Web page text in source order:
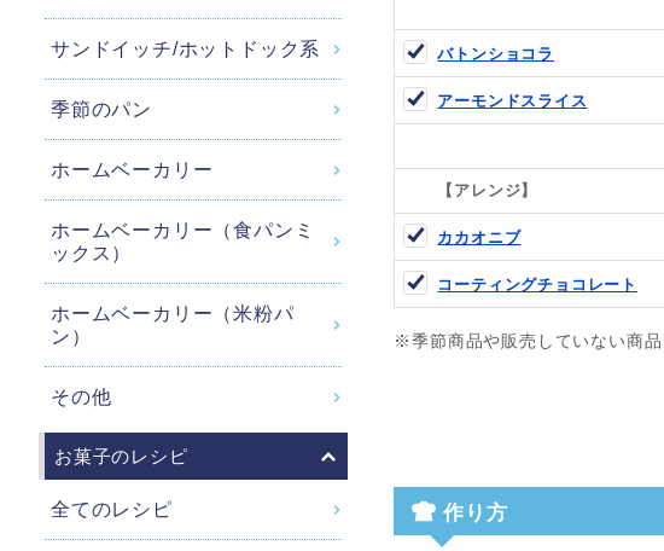
バトンショコラ
アーモンドスライス
【アレンジ】
カカオニブ
コーティングチョコレート
※季節商品や販売していない商品
作り方
サンドイッチ/ホットドック系
季節のパン
ホームベーカリー
ホームベーカリー（食パンミ
ックス）
ホームベーカリー（米粉パ
ン）
その他
お菓子のレシピ
全てのレシピ